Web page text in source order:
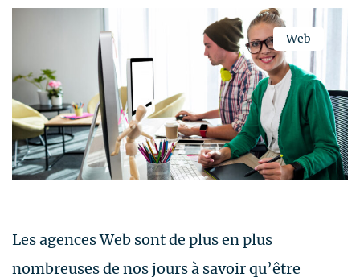
Web
Les agences Web sont de plus en plus
nombreuses de nos jours à savoir qu’être